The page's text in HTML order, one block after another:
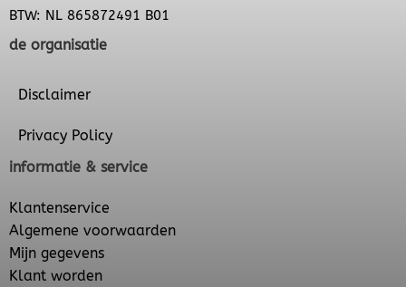
BTW: NL 865872491 B01
de organisatie
Disclaimer
Privacy Policy
informatie & service
Klantenservice
Algemene voorwaarden
Mijn gegevens
Klant worden